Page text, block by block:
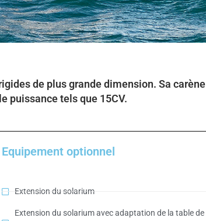
de plus grande dimension. Sa carène
puissance tels que 15CV.
Equipement optionnel
Extension du solarium
Extension du solarium avec adaptation de la table de